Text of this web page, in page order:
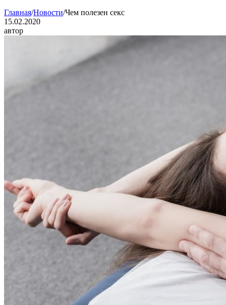
Главная/Новости/Чем полезен секс
15.02.2020
автор